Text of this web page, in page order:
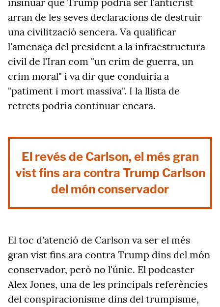
arran de les seves declaracions de destruir
una civilització sencera. Va qualificar
l'amenaça del president a la infraestructura
civil de l'Iran com "un crim de guerra, un
crim moral" i va dir que conduiria a
"patiment i mort massiva". I la llista de
retrets podria continuar encara.
El revés de Carlson, el més gran
vist fins ara contra Trump Carlson
del món conservador
El toc d'atenció de Carlson va ser el més
gran vist fins ara contra Trump dins del món
conservador, però no l'únic. El podcaster
Alex Jones, una de les principals referències
del conspiracionisme dins del trumpisme,